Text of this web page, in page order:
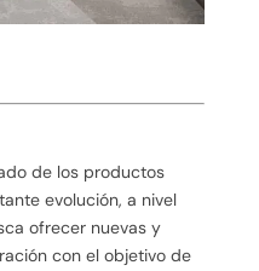
de los productos
evolución, a nivel
ofrecer nuevas y
con el objetivo de